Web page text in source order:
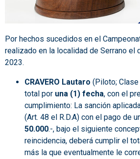
Por hechos sucedidos en el
realizado en la localidad de Serrano el
2023.
CRAVERO Lautaro (Piloto;
total por una (1) fecha, con el
cumplimiento: La sanción
(Art. 48 el R.D.A) con el pago de
50.000.-, bajo el siguiente
reincidencia, deberá cumplir el
más la que eventualmente le